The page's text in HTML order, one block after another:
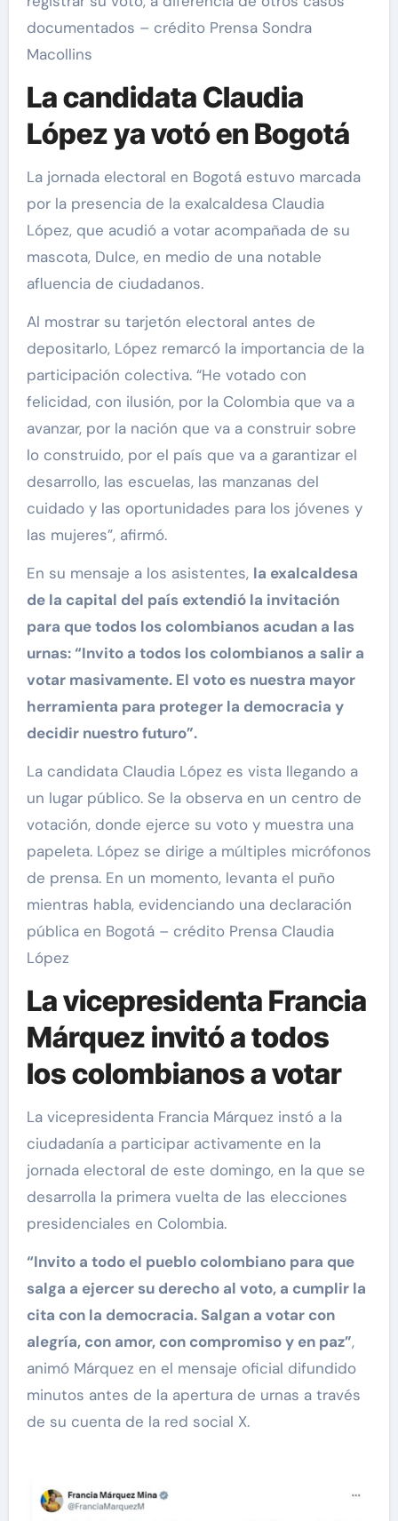
documentados – crédito Prensa Sondra
Macollins
La candidata Claudia
López ya votó en Bogotá
La jornada electoral en Bogotá estuvo marcada
por la presencia de la exalcaldesa Claudia
López, que acudió a votar acompañada de su
mascota, Dulce, en medio de una notable
afluencia de ciudadanos.
Al mostrar su tarjetón electoral antes de
depositarlo, López remarcó la importancia de la
participación colectiva. “He votado con
felicidad, con ilusión, por la Colombia que va a
avanzar, por la nación que va a construir sobre
lo construido, por el país que va a garantizar el
desarrollo, las escuelas, las manzanas del
cuidado y las oportunidades para los jóvenes y
las mujeres”, afirmó.
En su mensaje a los asistentes, la exalcaldesa
de la capital del país extendió la invitación
para que todos los colombianos acudan a las
urnas: “Invito a todos los colombianos a salir a
votar masivamente. El voto es nuestra mayor
herramienta para proteger la democracia y
decidir nuestro futuro”.
La candidata Claudia López es vista llegando a
un lugar público. Se la observa en un centro de
votación, donde ejerce su voto y muestra una
papeleta. López se dirige a múltiples micrófonos
de prensa. En un momento, levanta el puño
mientras habla, evidenciando una declaración
pública en Bogotá – crédito Prensa Claudia
López
La vicepresidenta Francia
Márquez invitó a todos
los colombianos a votar
La vicepresidenta Francia Márquez instó a la
ciudadanía a participar activamente en la
jornada electoral de este domingo, en la que se
desarrolla la primera vuelta de las elecciones
presidenciales en Colombia.
“Invito a todo el pueblo colombiano para que
salga a ejercer su derecho al voto, a cumplir la
cita con la democracia. Salgan a votar con
alegría, con amor, con compromiso y en paz”,
animó Márquez en el mensaje oficial difundido
minutos antes de la apertura de urnas a través
de su cuenta de la red social X.